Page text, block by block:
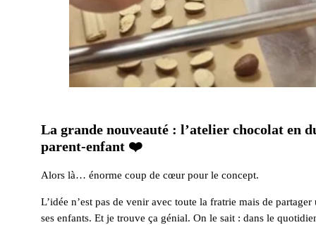
La grande nouveauté : l’atelier chocolat en
parent-enfant ❤️
Alors là… énorme coup de cœur pour le concept.
L’idée n’est pas de venir avec toute la fratrie mais de
ses enfants. Et je trouve ça génial. On le sait : dans le